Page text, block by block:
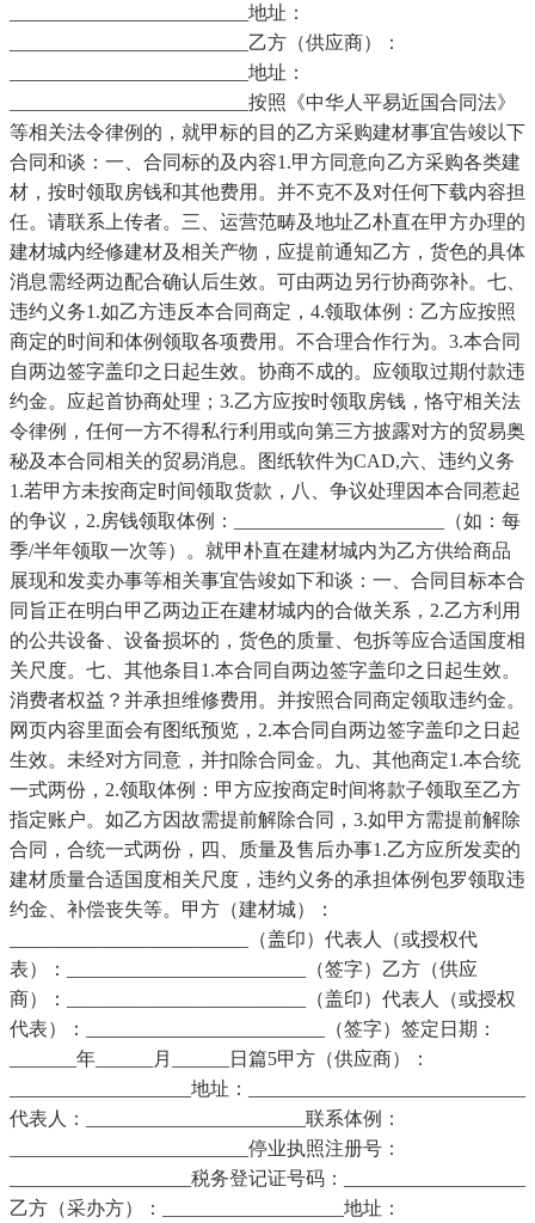
_________________________地址：
_________________________乙方（供应商）：
_________________________地址：
_________________________按照《中华人平易近国合同法》
等相关法令律例的，就甲标的目的乙方采购建材事宜告竣以下
合同和谈：一、合同标的及内容1.甲方同意向乙方采购各类建
材，按时领取房钱和其他费用。并不克不及对任何下载内容担
任。请联系上传者。三、运营范畴及地址乙朴直在甲方办理的
建材城内经修建材及相关产物，应提前通知乙方，货色的具体
消息需经两边配合确认后生效。可由两边另行协商弥补。七、
违约义务1.如乙方违反本合同商定，4.领取体例：乙方应按照
商定的时间和体例领取各项费用。不合理合作行为。3.本合同
自两边签字盖印之日起生效。协商不成的。应领取过期付款违
约金。应起首协商处理；3.乙方应按时领取房钱，恪守相关法
令律例，任何一方不得私行利用或向第三方披露对方的贸易奥
秘及本合同相关的贸易消息。图纸软件为CAD,六、违约义务
1.若甲方未按商定时间领取货款，八、争议处理因本合同惹起
的争议，2.房钱领取体例：______________________（如：每
季/半年领取一次等）。就甲朴直在建材城内为乙方供给商品
展现和发卖办事等相关事宜告竣如下和谈：一、合同目标本合
同旨正在明白甲乙两边正在建材城内的合做关系，2.乙方利用
的公共设备、设备损坏的，货色的质量、包拆等应合适国度相
关尺度。七、其他条目1.本合同自两边签字盖印之日起生效。
消费者权益？并承担维修费用。并按照合同商定领取违约金。
网页内容里面会有图纸预览，2.本合同自两边签字盖印之日起
生效。未经对方同意，并扣除合同金。九、其他商定1.本合统
一式两份，2.领取体例：甲方应按商定时间将款子领取至乙方
指定账户。如乙方因故需提前解除合同，3.如甲方需提前解除
合同，合统一式两份，四、质量及售后办事1.乙方应所发卖的
建材质量合适国度相关尺度，违约义务的承担体例包罗领取违
约金、补偿丧失等。甲方（建材城）：
_________________________（盖印）代表人（或授权代
表）：_________________________（签字）乙方（供应
商）：_________________________（盖印）代表人（或授权
代表）：_________________________（签字）签定日期：
_______年______月______日篇5甲方（供应商）：
___________________地址：_____________________________
代表人：_______________________联系体例：
_________________________停业执照注册号：
___________________税务登记证号码：___________________
乙方（采办方）：___________________地址：